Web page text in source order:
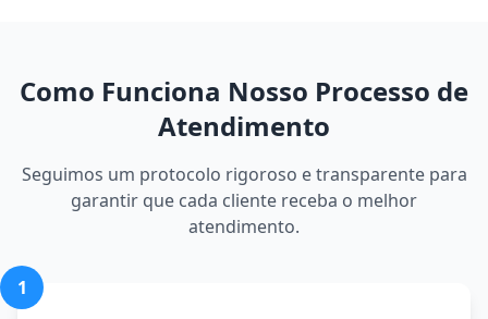
Como Funciona Nosso Processo de
Atendimento
Seguimos um protocolo rigoroso e transparente para
garantir que cada cliente receba o melhor
atendimento.
1